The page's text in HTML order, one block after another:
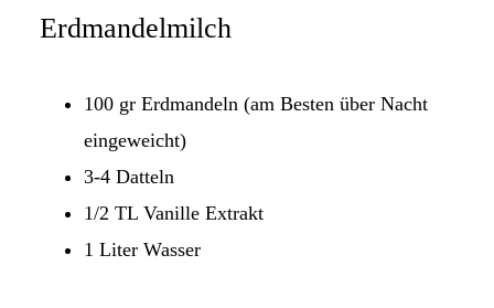
Erdmandelmilch
100 gr Erdmandeln (am Besten über Nacht
eingeweicht)
3-4 Datteln
1/2 TL Vanille Extrakt
1 Liter Wasser